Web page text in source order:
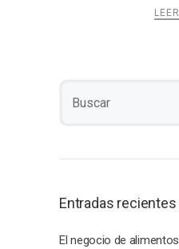
Entradas recientes
El negocio de